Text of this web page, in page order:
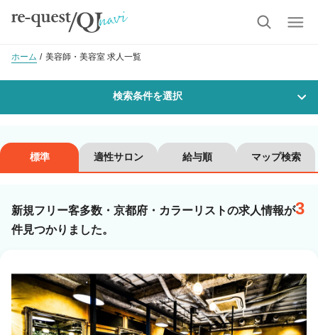
ホーム 美容師・美容室 求人一覧
検索条件を選択
沿線・駅を選択 市区町村を選択
美容師スタイリスト 美容師アシスタント
カラーリスト フロント・レセプション
標準 適性サロン 給与順 マップ検索
新規フリー客多数・京都府・カラーリストの求人情報が3
件見つかりました。